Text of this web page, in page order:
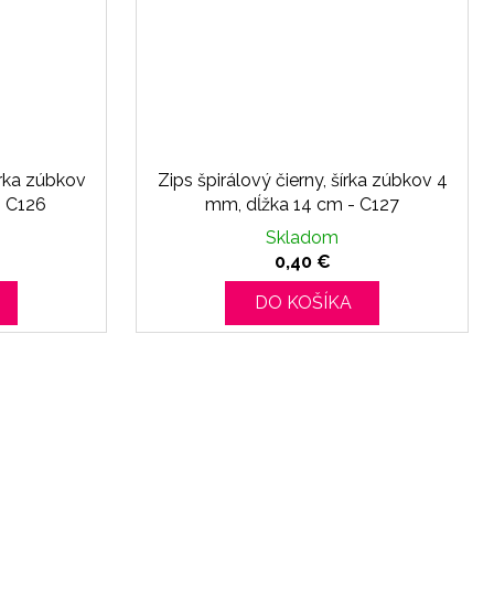
zúbkov
Zips špirálový čierny, šírka zúbkov 4
mm, dĺžka 14 cm - C127
Skladom
0,40 €
DO KOŠÍKA